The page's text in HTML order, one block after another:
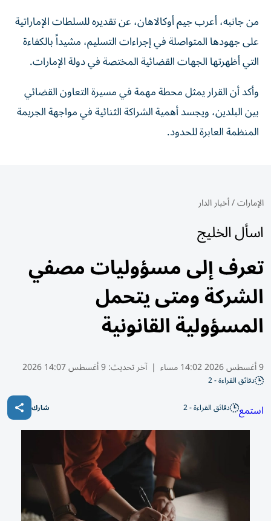
من جانبه، أعرب جيم أوكالاهان، عن تقديره للسلطات الإماراتية
على جهودها المتواصلة في إجراءات التسليم، مشيداً بالكفاءة
التي أظهرتها الجهات القضائية المختصة في دولة الإمارات.
وأكد أن القرار يمثل محطة مهمة في مسيرة التعاون القضائي
بين البلدين، ويجسد أهمية الشراكة الثنائية في مواجهة الجريمة
المنظمة العابرة للحدود.
الإمارات/أخبار الدار
اسأل الخليج
تعرف إلى مسؤوليات مصفي
الشركة ومتى يتحمل
المسؤولية القانونية
9 أغسطس 2026 14:02 مساء | آخر تحديث:9 أغسطس 14:07 2026
دقائق القراءة - 2
استمع دقائق القراءة - 2 شارك